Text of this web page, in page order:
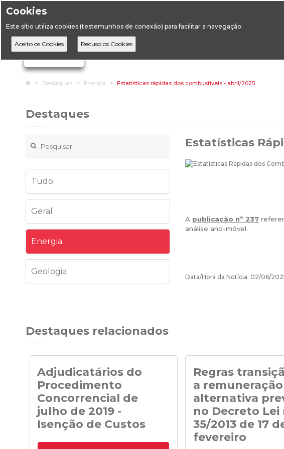
Cookies
Este sítio utiliza cookies (testemunhos de conexão) para facilitar a navegação.
Ignorar links de navegação
HomeDestaques Energia Estatísticas rápidas dos combustíveis - abril/2025
Destaques
Tudo
Geral
Energia
Geologia
Estatísticas
A publicação nº 237
análise ano-móvel.
Data/Hora da Notícia: 02/06/
Destaques relacionados
Adjudicatários do
Procedimento
Concorrencial de
julho de 2019 -
Isenção de Custos
Adjudicatários do Procedimento
Regras
a remuneração
alternativa
no Decreto Lei
35/2013 de 17
fevereiro